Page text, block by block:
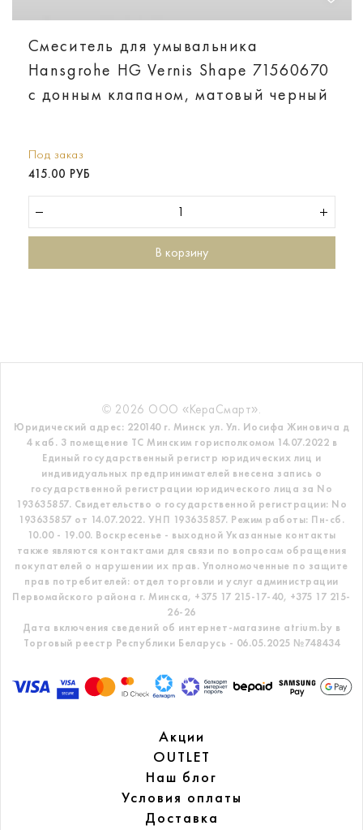
Смеситель для умывальника
Hansgrohe HG Vernis Shape 71560670
с донным клапаном, матовый черный
Под заказ
415.00 РУБ
В корзину
© 2026 ООО «КераСмарт».
Юридический адрес: 220140 г. Минск ул. Ул. Иосифа Жиновича д
4 каб. 3 помещение ТС Минским горисполкомом 14.07.2022 в
Единый государственный регистр юридических лиц и
индивидуальных предпринимателей внесена запись о
государственной регистрации юридического лица за No
193635857. Свидетельство о государственной регистрации: No
193635857 от 14.07.2022. УНП 193635857. Режим работы: Пн-сб.
10.00 - 19.00. Воскресенье - выходной Указанные контакты
также являются контактами для связи по вопросам обращения
покупателей о нарушении их прав. Уполномоченные по защите
прав потребителей: отдел торговли и услуг администрации
Первомайского района г. Минска, +375 17 215-17-40, +375 17 215-
26-26
Дата включения сведений об интернет-магазине atrium.by в
Торговый реестр Республики Беларусь - 06.05.2025 №748434
Акции
OUTLET
Наш блог
Условия оплаты
Доставка